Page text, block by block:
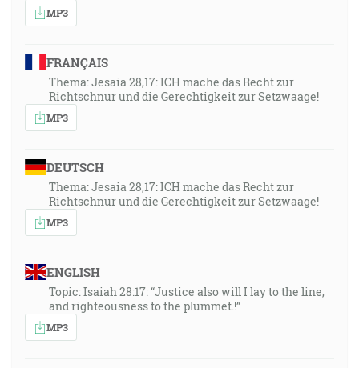
MP3
FRANÇAIS
Thema: Jesaia 28,17: ICH mache das Recht zur
Richtschnur und die Gerechtigkeit zur Setzwaage!
MP3
DEUTSCH
Thema: Jesaia 28,17: ICH mache das Recht zur
Richtschnur und die Gerechtigkeit zur Setzwaage!
MP3
ENGLISH
Topic: Isaiah 28:17: “Justice also will I lay to the line,
and righteousness to the plummet.!”
MP3